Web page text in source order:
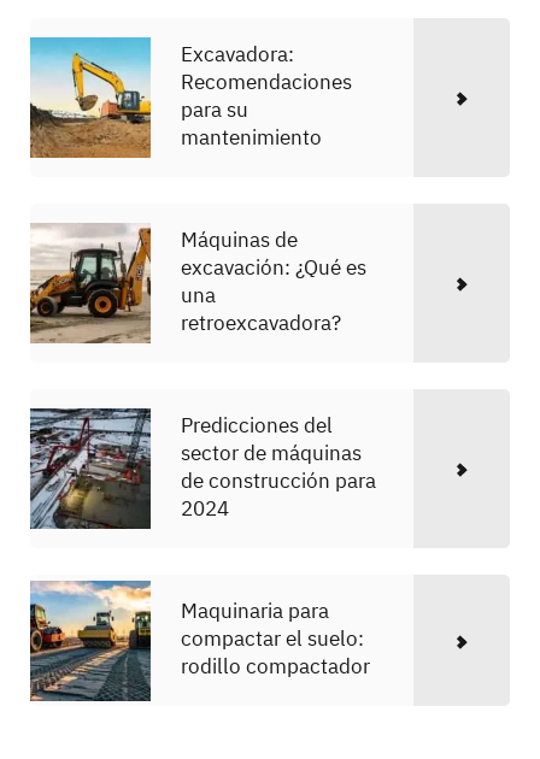
Excavadora:
Recomendaciones
para su
mantenimiento
Máquinas de
excavación: ¿Qué es
una
retroexcavadora?
Predicciones del
sector de máquinas
de construcción para
2024
Maquinaria para
compactar el suelo:
rodillo compactador